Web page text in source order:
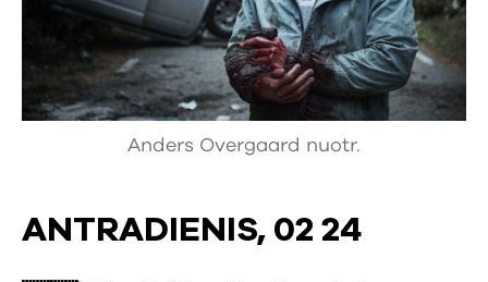
Anders Overgaard nuotr.
ANTRADIENIS, 02 24